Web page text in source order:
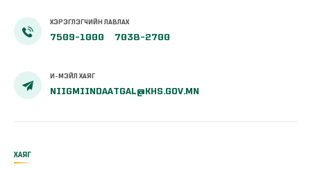
ХЭРЭГЛЭГЧИЙН ЛАВЛАХ
7509-1000 7038-2700
И-МЭЙЛ ХАЯГ
NIIGMIINDAATGAL@KHS.GOV.MN
ХАЯГ